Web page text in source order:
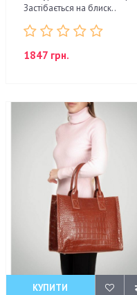
Застібається на блиск..
1847 грн.
КУПИТИ